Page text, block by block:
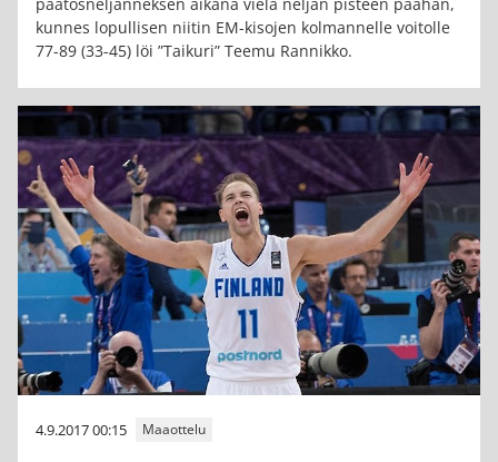
kunnes lopullisen niitin EM-kisojen kolmannelle voitolle
77-89 (33-45) löi ”Taikuri” Teemu Rannikko.
4.9.2017 00:15 Maaottelu